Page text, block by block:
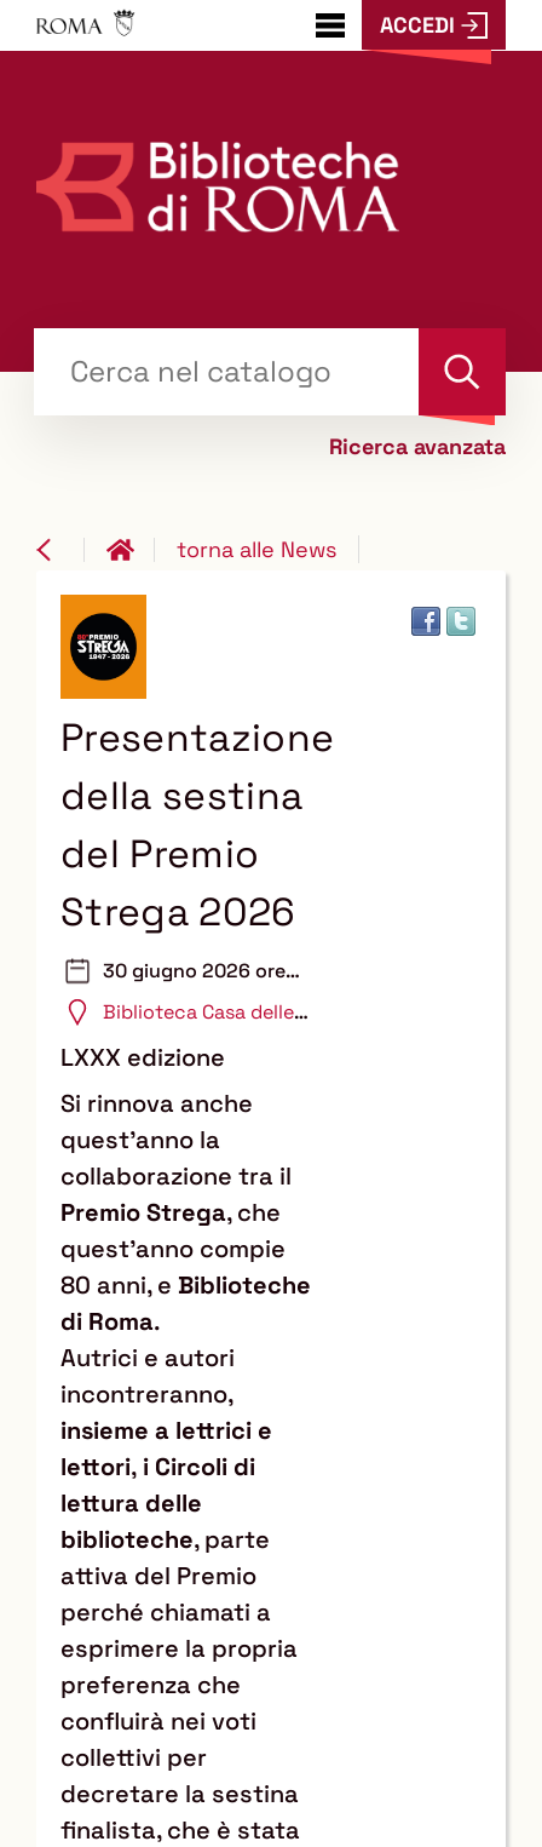
???
menu.button???
ACCEDI
il tuo libro "Catalogo"
Cerca
Ricerca avanzata
torna alle News
Presentazione
della sestina
del Premio
Strega 2026
30 giugno 2026 ore
18:30
Biblioteca Casa delle
LXXX edizione
Si rinnova anche
quest’anno la
collaborazione tra il
Premio Strega, che
quest’anno compie
80 anni, e Biblioteche
di Roma.
Autrici e autori
incontreranno,
insieme a lettrici e
lettori, i Circoli di
lettura delle
biblioteche, parte
attiva del Premio
perché chiamati a
esprimere la propria
preferenza che
confluirà nei voti
collettivi per
decretare la sestina
finalista, che è stata